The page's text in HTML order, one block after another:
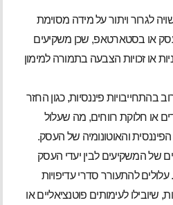
לגרור ויתור על מידה מסוימת
או בסטארטאפ, שכן משקיעים
או זכויות הצבעה בתמורה למימון
בהתחייבויות פיננסיות, כגון החזר
או חלוקת רווחים, מה שעלול
והאוטונומיה של העסק.
של המשקיעים לבין יעדי העסק
להתעורר סדרי עדיפויות
שיובילו לעימותים פוטנציאליים או